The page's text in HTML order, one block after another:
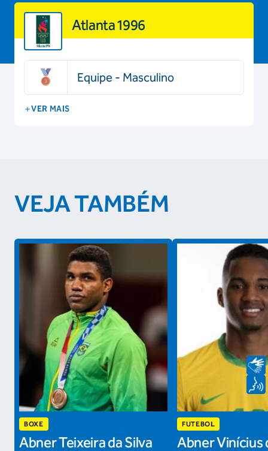
Atlanta 1996
Equipe - Masculino
VER MAIS
VEJA TAMBÉM
BOXE
Abner Teixeira da Silva
FUTEBOL
Abner Vinícius